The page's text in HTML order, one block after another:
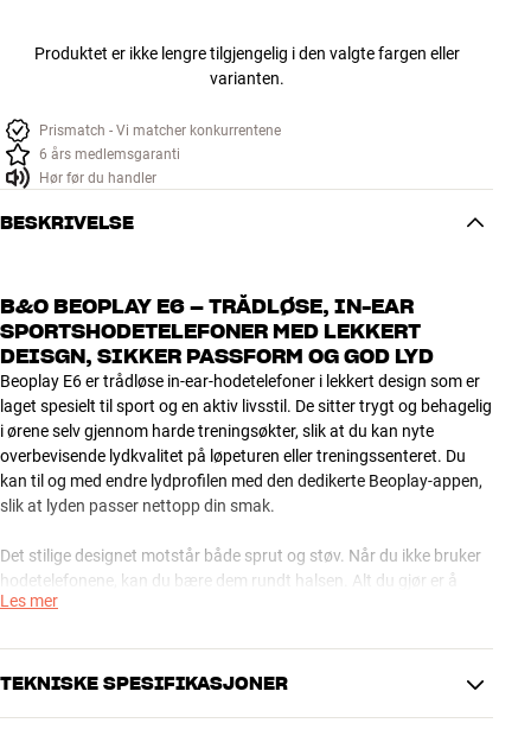
Produktet er ikke lengre tilgjengelig i den valgte fargen eller
varianten.
Prismatch - Vi matcher konkurrentene
6 års medlemsgaranti
Hør før du handler
BESKRIVELSE
B&O BEOPLAY E6 – TRÅDLØSE, IN-EAR
SPORTSHODETELEFONER MED LEKKERT
DEISGN, SIKKER PASSFORM OG GOD LYD
Beoplay E6 er trådløse in-ear-hodetelefoner i lekkert design som er
laget spesielt til sport og en aktiv livsstil. De sitter trygt og behagelig
i ørene selv gjennom harde treningsøkter, slik at du kan nyte
overbevisende lydkvalitet på løpeturen eller treningssenteret. Du
kan til og med endre lydprofilen med den dedikerte Beoplay-appen,
slik at lyden passer nettopp din smak.
Det stilige designet motstår både sprut og støv. Når du ikke bruker
hodetelefonene, kan du bære dem rundt halsen. Alt du gjør er å
klikke magnetene på ørepluggene sammen, så slår Beoplay E6 seg
Batteritiden er på opptil 5 timer, så du har underholdning nok til selv
Les mer
TEKNISKE SPESIFIKASJONER